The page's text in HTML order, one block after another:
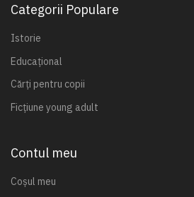
Categorii Populare
Istorie
Educațional
Cărți pentru copii
Ficțiune young adult
Contul meu
Coșul meu